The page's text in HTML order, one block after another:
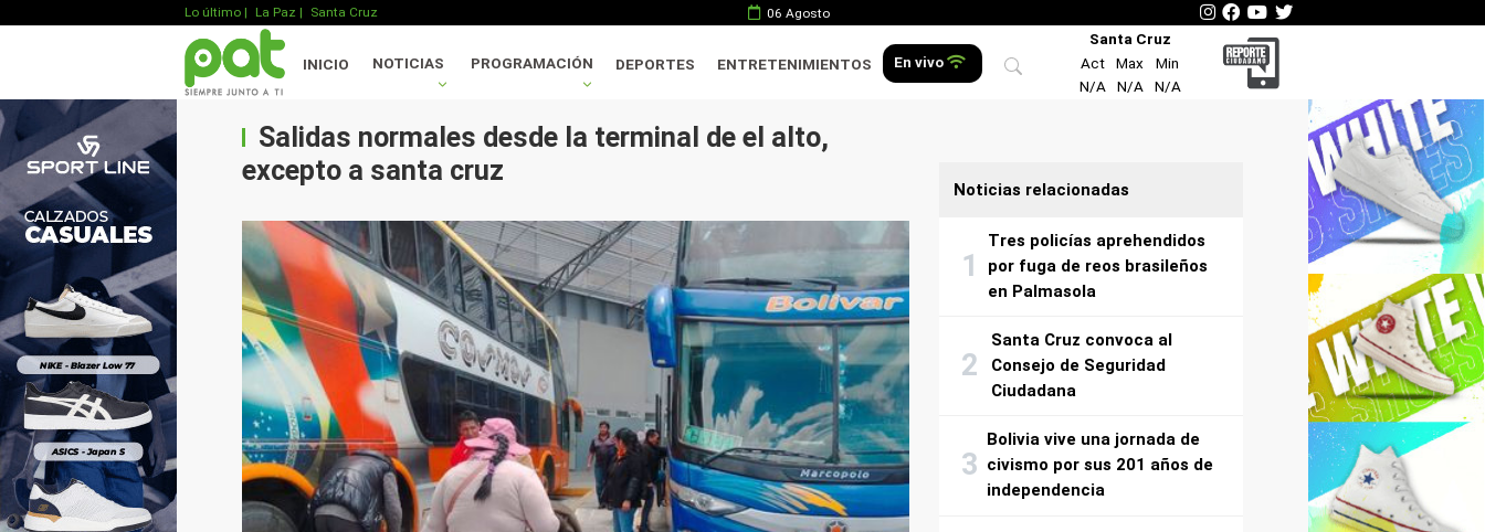
Lo último | La Paz | Santa Cruz 06 Agosto
INICIO NOTICIAS PROGRAMACIÓN DEPORTES ENTRETENIMIENTOS En vivo
Santa Cruz
Act
Max
Min
N/A
N/A N/A
Salidas normales desde la terminal de el alto,
excepto a santa cruz
Noticias relacionadas
Tres policías aprehendidos
por fuga de reos brasileños
en Palmasola
Santa Cruz convoca al
Consejo de Seguridad
Ciudadana
Bolivia vive una jornada de
civismo por sus 201 años de
independencia